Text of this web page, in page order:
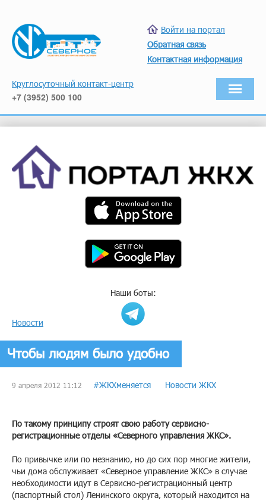
Войти на портал
Обратная связь
Контактная информация
Круглосуточный контакт-центр
+7 (3952) 500 100
Наши боты:
Новости
Чтобы людям было удобно
9 апреля 2012 11:12 #ЖКХменяется Новости ЖКХ
По такому принципу строят свою работу cервисно-
регистрационные отделы «Северного управления ЖКС».
По привычке или по незнанию, но до сих пор многие жители,
чьи дома обслуживает «Северное управление ЖКС» в случае
необходимости идут в Сервисно-регистрационный центр
(паспортный стол) Ленинского округа, который находится на